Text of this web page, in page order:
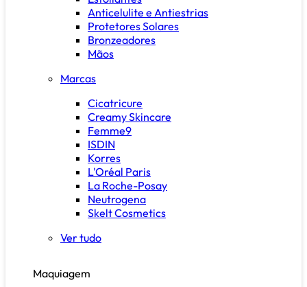
Anticelulite e Antiestrias
Protetores Solares
Bronzeadores
Mãos
Marcas
Cicatricure
Creamy Skincare
Femme9
ISDIN
Korres
L'Oréal Paris
La Roche-Posay
Neutrogena
Skelt Cosmetics
Ver tudo
Maquiagem